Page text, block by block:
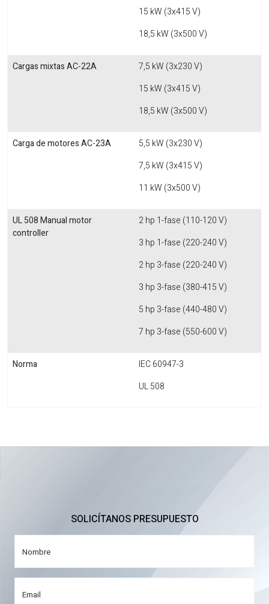
15 kW (3x415 V)
18,5 kW (3x500 V)
Cargas mixtas AC-22A
7,5 kW (3x230 V)
15 kW (3x415 V)
18,5 kW (3x500 V)
Carga de motores AC-23A
5,5 kW (3x230 V)
7,5 kW (3x415 V)
11 kW (3x500 V)
UL 508 Manual motor
controller
2 hp 1-fase (110-120 V)
3 hp 1-fase (220-240 V)
2 hp 3-fase (220-240 V)
3 hp 3-fase (380-415 V)
5 hp 3-fase (440-480 V)
7 hp 3-fase (550-600 V)
Norma
IEC 60947-3
UL 508
SOLICÍTANOS PRESUPUESTO